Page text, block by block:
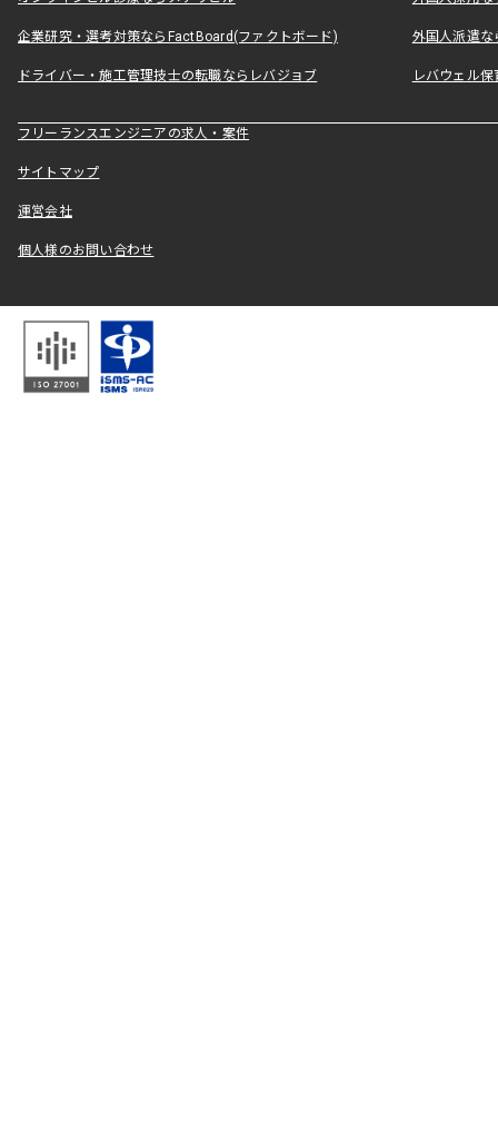
企業研究・選考対策ならFactBoard(ファクトボード) 外国人派遣な
ドライバー・施工管理技士の転職ならレバジョブ レバウェル
フリーランスエンジニアの求人・案件
サイトマップ
運営会社
個人様のお問い合わせ